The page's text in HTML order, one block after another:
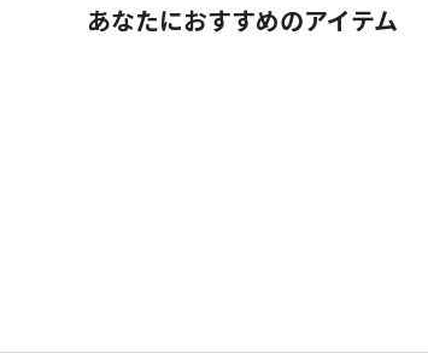
あなたにおすすめのアイテム